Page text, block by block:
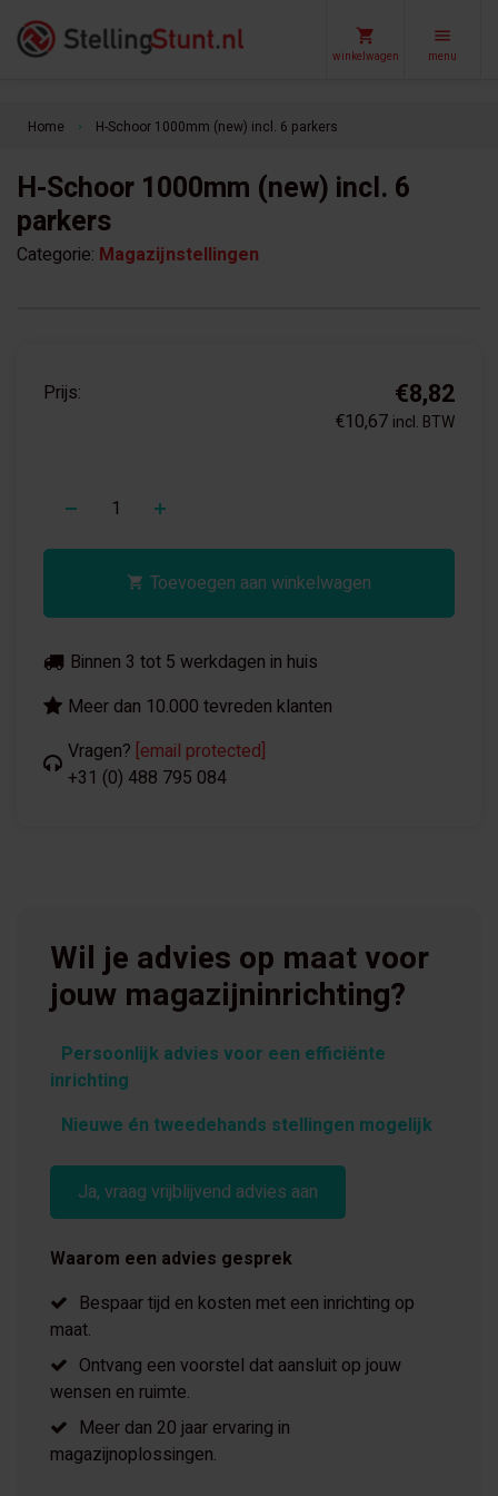
winkelwagen menu
Home keyboard_arrow_right H-Schoor 1000mm (new) incl. 6 parkers
H-Schoor 1000mm (new) incl. 6
parkers
Categorie: Magazijnstellingen
Prijs: €8,82
€10,67 incl. BTW
Toevoegen aan winkelwagen
Binnen 3 tot 5 werkdagen in huis
Meer dan 10.000 tevreden klanten
Vragen? [email protected]
+31 (0) 488 795 084
Wil je advies op maat voor
jouw magazijninrichting?
Persoonlijk advies voor een efficiënte
inrichting
Nieuwe én tweedehands stellingen mogelijk
Ja, vraag vrijblijvend advies aan
Waarom een advies gesprek
Bespaar tijd en kosten met een inrichting op
maat.
Ontvang een voorstel dat aansluit op jouw
wensen en ruimte.
Meer dan 20 jaar ervaring in
magazijnoplossingen.